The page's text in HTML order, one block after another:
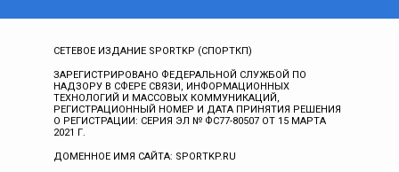
СЕТЕВОЕ ИЗДАНИЕ SPORTKP (СПОРТКП)
ЗАРЕГИСТРИРОВАНО ФЕДЕРАЛЬНОЙ СЛУЖБОЙ ПО
НАДЗОРУ В СФЕРЕ СВЯЗИ, ИНФОРМАЦИОННЫХ
ТЕХНОЛОГИЙ И МАССОВЫХ КОММУНИКАЦИЙ,
РЕГИСТРАЦИОННЫЙ НОМЕР И ДАТА ПРИНЯТИЯ РЕШЕНИЯ
О РЕГИСТРАЦИИ: СЕРИЯ ЭЛ № ФС77-80507 ОТ 15 МАРТА
2021 Г.
ДОМЕННОЕ ИМЯ САЙТА: SPORTKP.RU